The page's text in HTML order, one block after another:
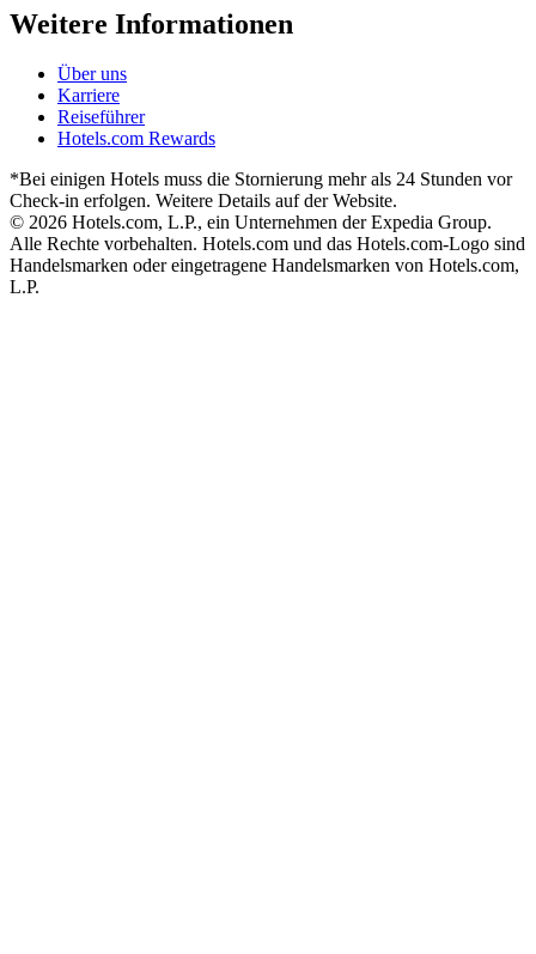
Weitere Informationen
Über uns
Karriere
Reiseführer
Hotels.com Rewards
*Bei einigen Hotels muss die Stornierung mehr als 24 Stunden vor
Check-in erfolgen. Weitere Details auf der Website.
© 2026 Hotels.com, L.P., ein Unternehmen der Expedia Group.
Alle Rechte vorbehalten. Hotels.com und das Hotels.com-Logo sind
Handelsmarken oder eingetragene Handelsmarken von Hotels.com,
L.P.